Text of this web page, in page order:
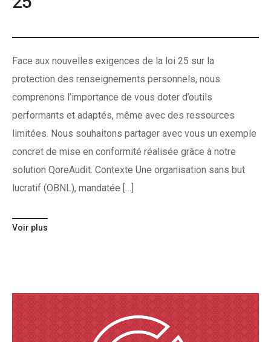
Face aux nouvelles exigences de la loi 25 sur la
protection des renseignements personnels, nous
comprenons l’importance de vous doter d’outils
performants et adaptés, même avec des ressources
limitées. Nous souhaitons partager avec vous un exemple
concret de mise en conformité réalisée grâce à notre
solution QoreAudit. Contexte Une organisation sans but
lucratif (OBNL), mandatée […]
Voir plus